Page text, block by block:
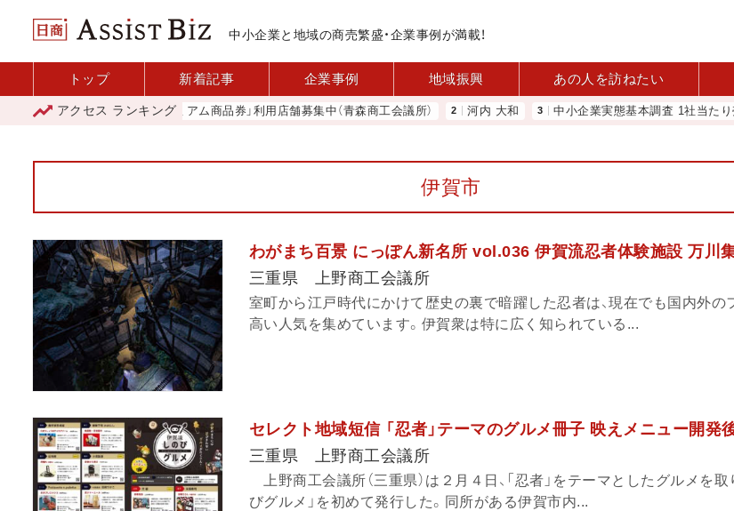
中小企業と地域の商売繁盛・企業事例が満載！
トップ 新着記事 企業事例 地域振興 あの人を訪ねたい
アクセス ランキング
「青森市プレミアム商品券」利用店舗募集中（青森商工会議所） 河内 大和 中小企業実態基本調査 1社当たり売上
伊賀市
わがまち百景 にっぽん新名所 vol.036 伊賀流忍者体験施設 万川
三重県 上野商工会議所
室町から江戸時代にかけて歴史の裏で暗躍した忍者は、現在でも国内外の
高い人気を集めています。伊賀衆は特に広く知られている...
セレクト地域短信 「忍者」テーマのグルメ冊子 映えメニュー開発
三重県 上野商工会議所
上野商工会議所（三重県）は２月４日、「忍者」をテーマとしたグルメを
びグルメ」を初めて発行した。同所がある伊賀市内...